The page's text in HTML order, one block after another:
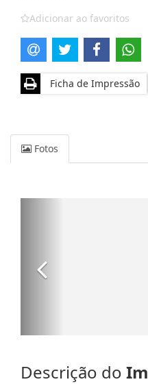
Adicionar ao favoritos
Ficha de Impressão
Fotos
Descrição do